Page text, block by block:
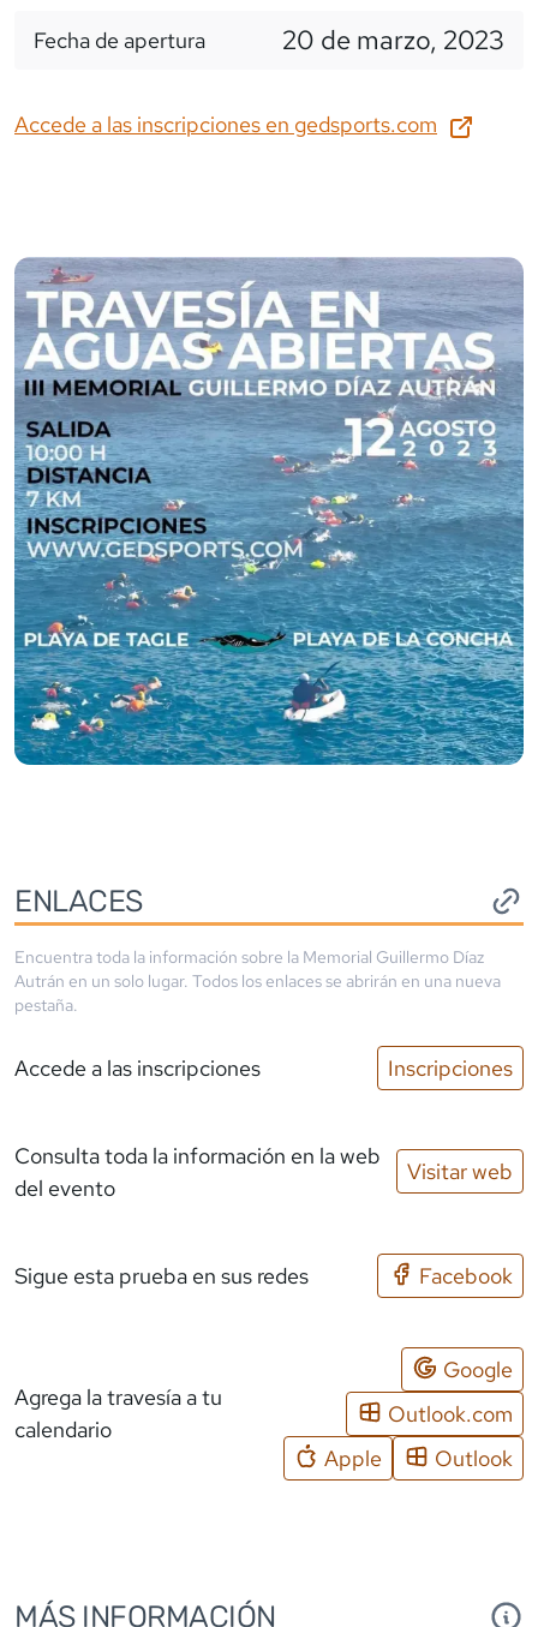
Fecha de apertura 20 de marzo, 2023
Accede a las inscripciones en gedsports.com
ENLACES
Encuentra toda la información sobre la Memorial Guillermo Díaz
Autrán en un solo lugar. Todos los enlaces se abrirán en una nueva
pestaña.
Accede a las inscripciones Inscripciones
Consulta toda la información en la web
del evento
Visitar web
Sigue esta prueba en sus redes Facebook
Agrega la travesía a tu
calendario
Google
Outlook.com
Apple
Outlook
MÁS INFORMACIÓN